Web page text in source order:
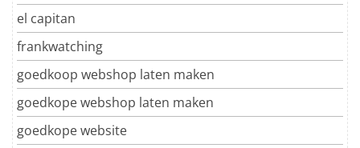
el capitan
frankwatching
goedkoop webshop laten maken
goedkope webshop laten maken
goedkope website